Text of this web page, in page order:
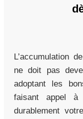
L’accumulation
ne doit pas
adoptant les
faisant appel à
durablement